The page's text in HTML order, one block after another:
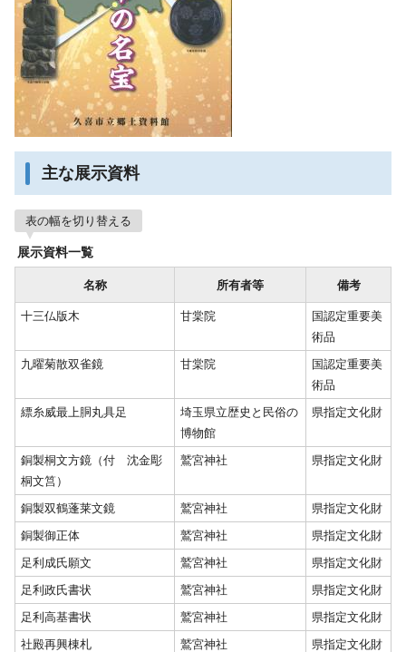
主な展示資料
表の幅を切り替える
展示資料一覧
名称 所有者等 備考
十三仏版木 甘棠院
国認定重要美
術品
九曜菊散双雀鏡
甘棠院
国認定重要美
術品
縹糸威最上胴丸具足
埼玉県立歴史と民俗の
博物館
県指定文化財
銅製桐文方鏡（付 沈金彫
桐文筥）
鷲宮神社 県指定文化財
銅製双鶴蓬莱文鏡 鷲宮神社
県指定文化財
銅製御正体
鷲宮神社
県指定文化財
足利成氏願文
鷲宮神社
県指定文化財
足利政氏書状
鷲宮神社
県指定文化財
足利高基書状
鷲宮神社
県指定文化財
社殿再興棟札
鷲宮神社 県指定文化財